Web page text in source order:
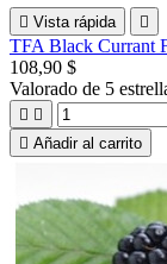
 Vista rápida 
TFA Black Currant
108,90 $
Valorado de 5
 
 Añadir al carrito